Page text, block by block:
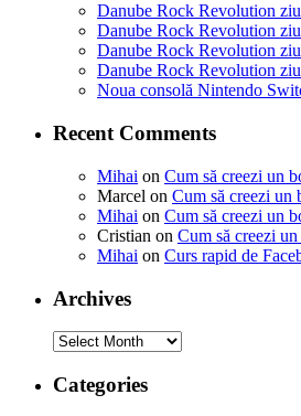
Danube Rock Revolution
Danube Rock Revolution
Danube Rock Revolution
Danube Rock Revolution
Noua consolă Nintendo
Recent Comments
Mihai on Cum să creezi un
Marcel on Cum să creezi un
Mihai on Cum să creezi un
Cristian on Cum să creezi
Mihai on Curs rapid de
Archives
Archives
Categories